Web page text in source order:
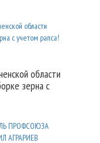
области
зерна с